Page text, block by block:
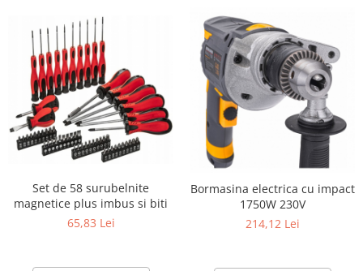
Set de 58 surubelnite
magnetice plus imbus si biti
65,83 Lei
Bormasina electrica cu impact
1750W 230V
214,12 Lei